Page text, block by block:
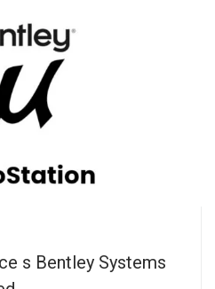
s Bentley Systems